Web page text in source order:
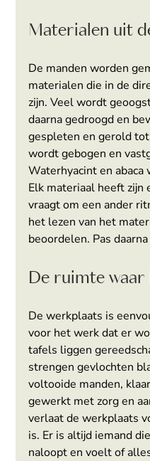
Materialen uit
De manden worden
materialen die in de
zijn. Veel wordt
daarna gedroogd en
gespleten en gerold
wordt gebogen en
Waterhyacint en
Elk materiaal heeft zijn
vraagt om een ander
het lezen van het
beoordelen. Pas
De ruimte
De werkplaats is
voor het werk dat er
tafels liggen
strengen gevlochten
voltooide manden,
gewerkt met zorg en
verlaat de werkplaats
is. Er is altijd iemand
naloopt en voelt of